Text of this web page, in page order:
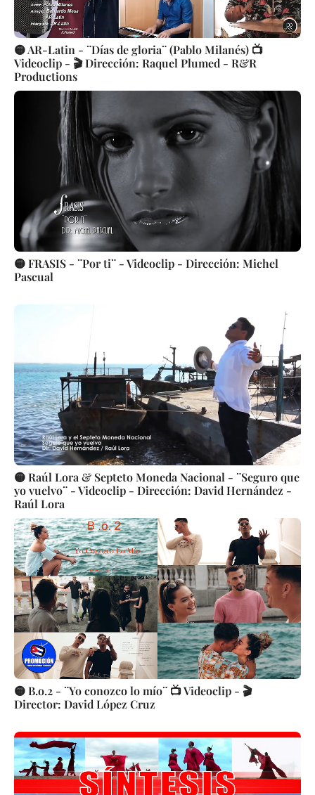
🟡 AR-Latin - ¨Días de gloria¨ (Pablo Milanés) 📺
Videoclip - 🎬 Dirección: Raquel Plumed - R&R
Productions
🟡 FRASIS - ¨Por ti¨ - Videoclip - Dirección: Michel
Pascual
🟡 Raúl Lora & Septeto Moneda Nacional - ¨Seguro que
yo vuelvo¨ - Videoclip - Dirección: David Hernández -
Raúl Lora
🟡 B.o.2 - ¨Yo conozco lo mío¨ 📺 Videoclip - 🎬
Director: David López Cruz